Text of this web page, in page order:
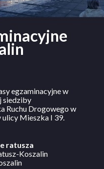
egzaminacyjne w
siedziby
Ruchu Drogowego w
ulicy Mieszka I 39.
ratusza
Koszalin